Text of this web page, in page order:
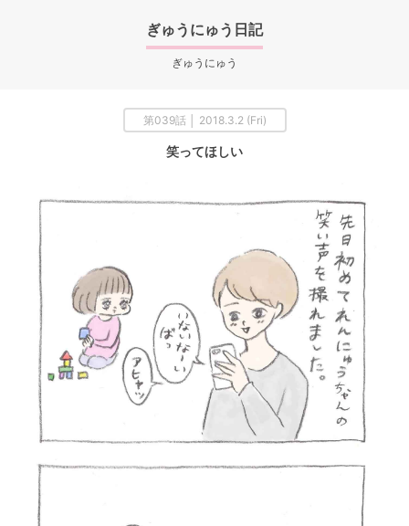
ぎゅうにゅう日記
ぎゅうにゅう
第039話 │ 2018.3.2 (Fri)
笑ってほしい